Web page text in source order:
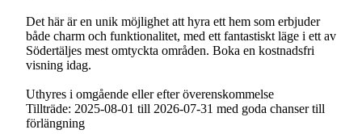
Det här är en unik möjlighet att hyra ett hem som erbjuder
både charm och funktionalitet, med ett fantastiskt läge i ett av
Södertäljes mest omtyckta områden. Boka en kostnadsfri
visning idag.
Uthyres i omgående eller efter överenskommelse
Tillträde: 2025-08-01 till 2026-07-31 med goda chanser till
förlängning